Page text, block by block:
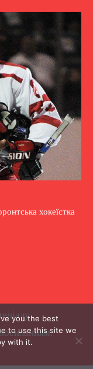
хокеїстка
you the best
to use this site we
with it.